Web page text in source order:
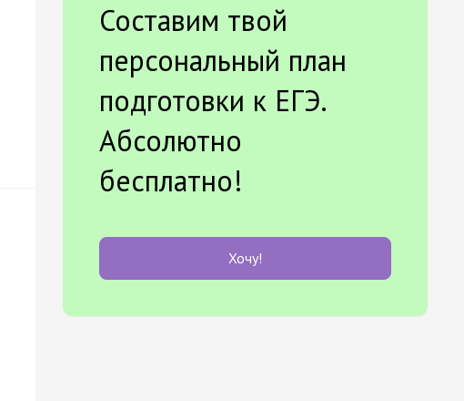
Составим твой
персональный план
подготовки к ЕГЭ.
Абсолютно
бесплатно!
Хочу!